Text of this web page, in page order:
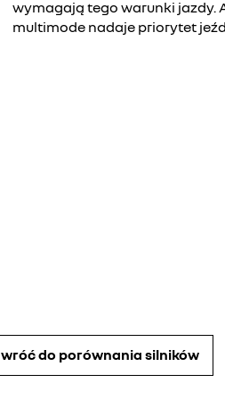
wymagają tego warunki jazdy.
multimode nadaje priorytet
wróć do porównania silników